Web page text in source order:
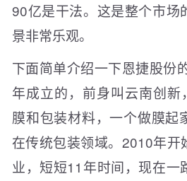
90亿是干法。这是整个市场
景非常乐观。
下面简单介绍一下恩捷股份
年成立的，前身叫云南创新
膜和包装材料，一个做膜起
在传统包装领域。2010年开
业，短短11年时间，现在一